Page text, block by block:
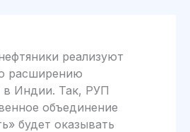
реализуют
расширению
в Индии. Так, РУП
объединение
будет оказывать